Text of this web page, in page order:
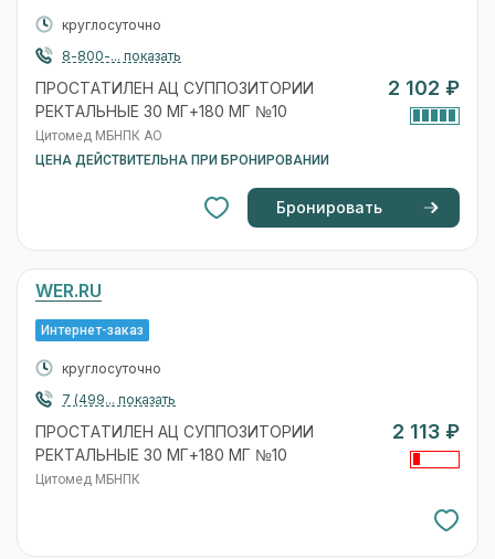
круглосуточно
8-800-... показать
ПРОСТАТИЛЕН АЦ СУППОЗИТОРИИ
РЕКТАЛЬНЫЕ 30 МГ+180 МГ №10
Цитомед МБНПК АО
ЦЕНА ДЕЙСТВИТЕЛЬНА ПРИ БРОНИРОВАНИИ
2 102 ₽
Бронировать
WER.RU
Интернет-заказ
круглосуточно
7 (499... показать
ПРОСТАТИЛЕН АЦ СУППОЗИТОРИИ
РЕКТАЛЬНЫЕ 30 МГ+180 МГ №10
Цитомед МБНПК
2 113 ₽